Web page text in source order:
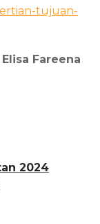
tujuan-
Fareena
2024